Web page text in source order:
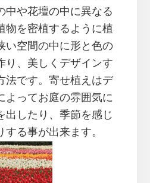
中や花壇の中に異なる
物を密植するように植
い空間の中に形と色の
り、美しくデザインす
法です。寄せ植えはデ
よってお庭の雰囲気に
出したり、季節を感じ
する事が出来ます。